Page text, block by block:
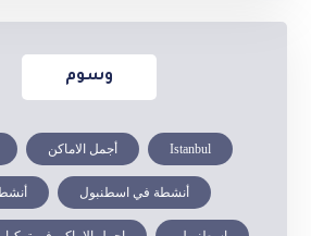
وسوم
Istanbul أجمل الاماكن
أنشطة في اسطنبول